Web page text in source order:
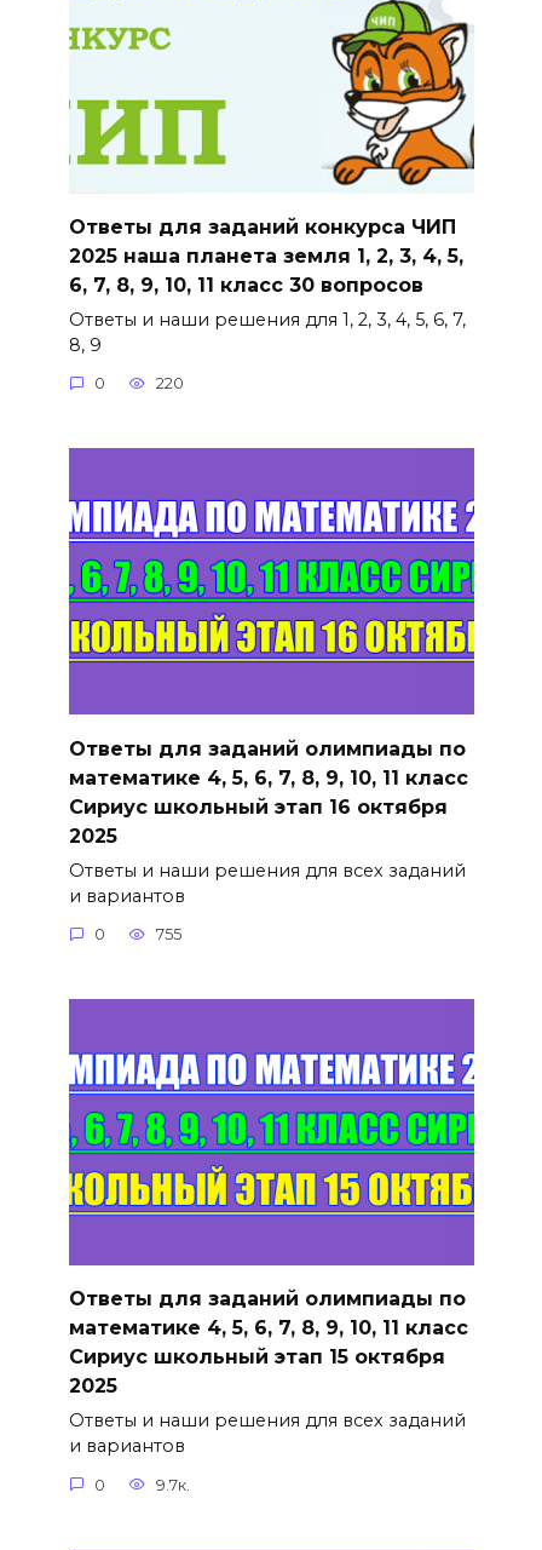
Ответы для заданий конкурса ЧИП
2025 наша планета земля 1, 2, 3, 4, 5,
6, 7, 8, 9, 10, 11 класс 30 вопросов
Ответы и наши решения для 1, 2, 3, 4, 5, 6, 7,
8, 9
0 220
Ответы для заданий олимпиады по
математике 4, 5, 6, 7, 8, 9, 10, 11 класс
Сириус школьный этап 16 октября
2025
Ответы и наши решения для всех заданий
и вариантов
0 755
Ответы для заданий олимпиады по
математике 4, 5, 6, 7, 8, 9, 10, 11 класс
Сириус школьный этап 15 октября
2025
Ответы и наши решения для всех заданий
и вариантов
0 9.7к.